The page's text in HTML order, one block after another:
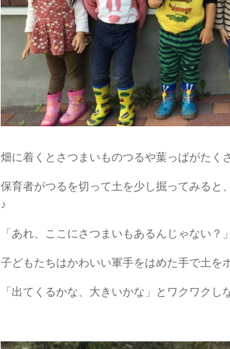
畑に着くとさつまいものつるや葉っぱがたく
保育者がつるを切って土を少し掘ってみると
♪
「あれ、ここにさつまいもあるんじゃない？
子どもたちはかわいい軍手をはめた手で土を
「出てくるかな、大きいかな」とワクワクし